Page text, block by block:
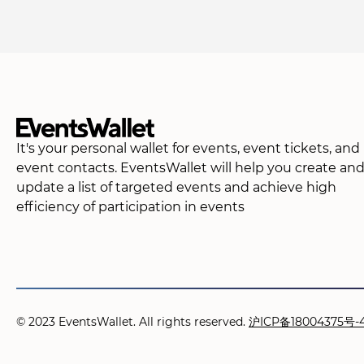
It's your personal wallet for events, event tickets, and
event contacts. EventsWallet will help you create and
update a list of targeted events and achieve high
efficiency of participation in events
© 2023 EventsWallet. All rights reserved. 沪ICP备18004375号-